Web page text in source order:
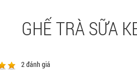
GHẾ TRÀ SỮA
2đánh giá